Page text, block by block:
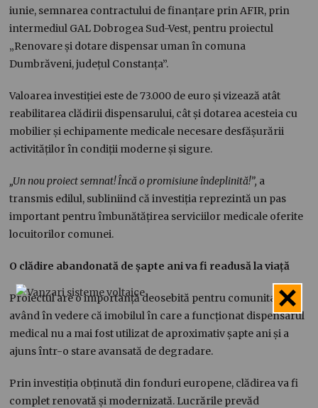
iunie, semnarea contractului de finanțare prin AFIR, prin
intermediul GAL Dobrogea Sud-Vest, pentru proiectul
„Renovare și dotare dispensar uman în comuna
Dumbrăveni, județul Constanța”.
Valoarea investiției este de 73.000 de euro și vizează atât
reabilitarea clădirii dispensarului, cât și dotarea acesteia cu
mobilier și echipamente medicale necesare desfășurării
activităților în condiții moderne și sigure.
„Un nou proiect semnat! Încă o promisiune îndeplinită!”, a
transmis edilul, subliniind că investiția reprezintă un pas
important pentru îmbunătățirea serviciilor medicale oferite
locuitorilor comunei.
O clădire abandonată de șapte ani va fi readusă la viață
Proiectul are o importanță deosebită pentru comunitate,
având în vedere că imobilul în care a funcționat dispensarul
medical nu a mai fost utilizat de aproximativ șapte ani și a
ajuns într-o stare avansată de degradare.
Prin investiția obținută din fonduri europene, clădirea va fi
complet renovată și modernizată. Lucrările prevăd